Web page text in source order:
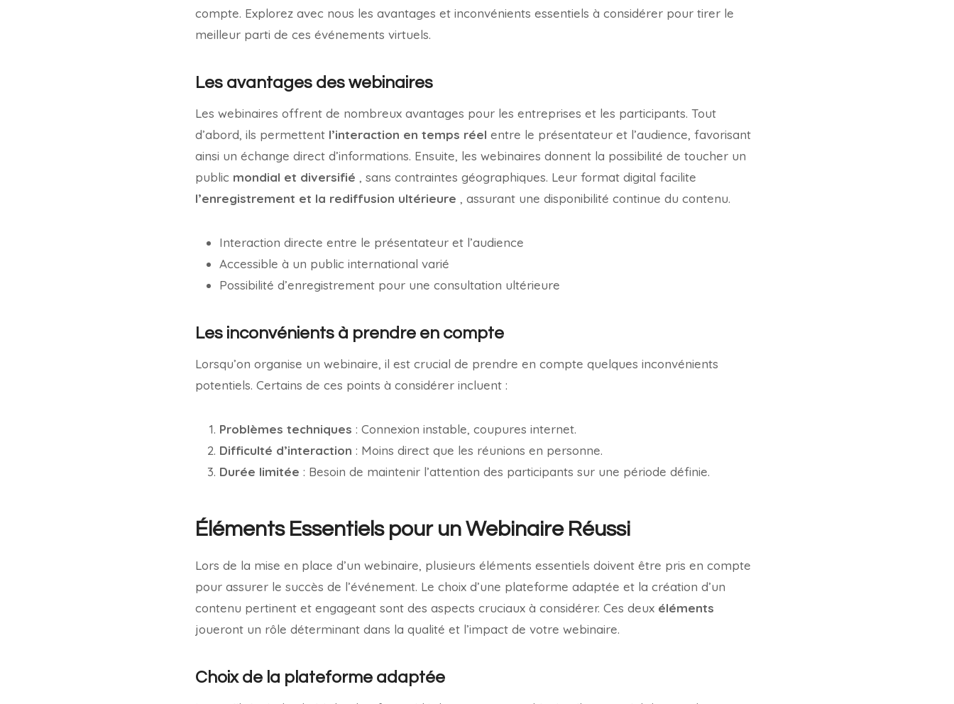
compte. Explorez avec nous les avantages et inconvénients essentiels à considérer pour tirer le
meilleur parti de ces événements virtuels.
Les avantages des webinaires
Les webinaires offrent de nombreux avantages pour les entreprises et les participants. Tout
d’abord, ils permettent l’interaction en temps réel entre le présentateur et l’audience, favorisant
ainsi un échange direct d’informations. Ensuite, les webinaires donnent la possibilité de toucher un
public mondial et diversifié , sans contraintes géographiques. Leur format digital facilite
l’enregistrement et la rediffusion ultérieure , assurant une disponibilité continue du contenu.
Interaction directe entre le présentateur et l’audience
Accessible à un public international varié
Possibilité d’enregistrement pour une consultation ultérieure
Les inconvénients à prendre en compte
Lorsqu’on organise un webinaire, il est crucial de prendre en compte quelques inconvénients
potentiels. Certains de ces points à considérer incluent :
Problèmes techniques : Connexion instable, coupures internet.
Difficulté d’interaction : Moins direct que les réunions en personne.
Durée limitée : Besoin de maintenir l’attention des participants sur une période définie.
Éléments Essentiels pour un Webinaire Réussi
Lors de la mise en place d’un webinaire, plusieurs éléments essentiels doivent être pris en compte
pour assurer le succès de l’événement. Le choix d’une plateforme adaptée et la création d’un
contenu pertinent et engageant sont des aspects cruciaux à considérer. Ces deux éléments
joueront un rôle déterminant dans la qualité et l’impact de votre webinaire.
Choix de la plateforme adaptée